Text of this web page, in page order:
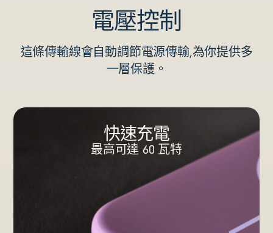
電壓控制
這條傳輸線會自動調節電源傳輸,為你提供多
一層保護。
快速充電
最高可達 60 瓦特